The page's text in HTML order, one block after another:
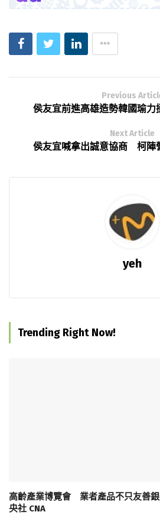
Previous
侯友宜前進高雄造勢韓國瑜
Next Article
侯友宜喊拿出誠意協商 柯陣
yeh
Trending Right Now!
高齡產業博覽會 業者產品不只友善
央社 CNA